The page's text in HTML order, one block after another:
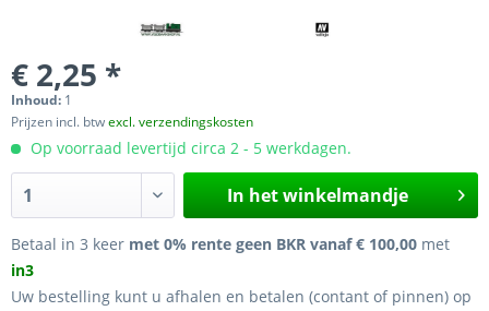
€ 2,25 *
Inhoud: 1
Prijzen incl. btwexcl. verzendingskosten
Op voorraad levertijd circa 2 - 5 werkdagen.
In het winkelmandje
Betaal in 3 keer met 0% rente geen BKR vanaf € 100,00 met
in3
Uw bestelling kunt u afhalen en betalen (contant of pinnen) op